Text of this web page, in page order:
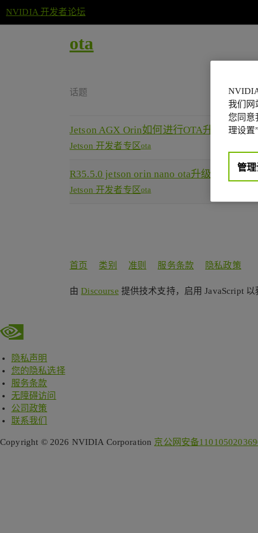
NVIDIA 开发者论坛
ota
话题
Jetson AGX Orin如何进行OTA升级
Jetson 开发者专区 ota
R35.5.0 jetson orin nano ota升级uefi/optee
Jetson 开发者专区 ota
首页 类别 准则 服务条款 隐私政策
由Discourse 提供技术支持，启用 JavaScript
隐私声明
您的隐私选择
服务条款
无障碍访问
公司政策
联系我们
Copyright © 2026 NVIDIA Corporation 京公网安备
我们网
您同意
理设置
管理